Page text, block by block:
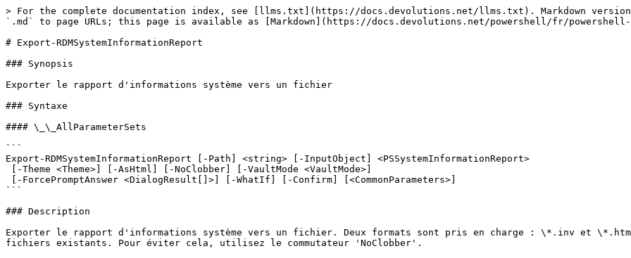
> For the complete documentation index, see [llms.txt](https://docs.devolutions.net/llms.txt). Markdown
`.md` to page URLs; this page is available as [Markdown](https://docs.devolutions.net/powershell/fr/powershell-
# Export-RDMSystemInformationReport
### Synopsis
Exporter le rapport d'informations système vers un fichier
### Syntaxe
#### \_\_AllParameterSets
```
Export-RDMSystemInformationReport [-Path] <string> [-InputObject] <PSSystemInformationReport>
```
### Description
Exporter le rapport d'informations système vers un fichier. Deux formats sont pris en charge : \*.inv et
fichiers existants. Pour éviter cela, utilisez le commutateur 'NoClobber'.